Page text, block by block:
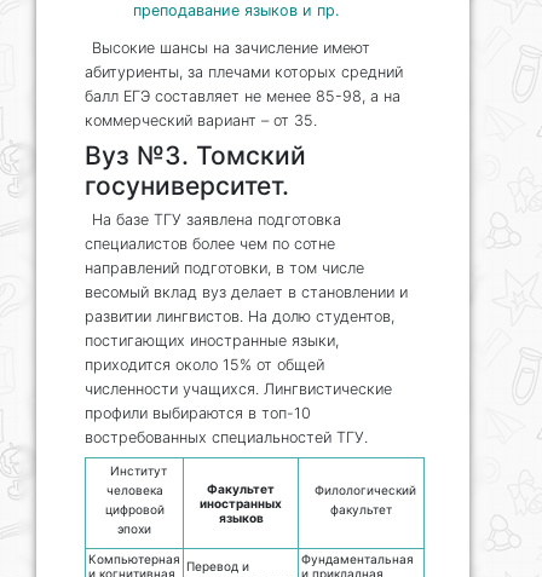
преподавание языков и пр.
Высокие шансы на зачисление имеют
абитуриенты, за плечами которых средний
балл ЕГЭ составляет не менее 85-98, а на
коммерческий вариант – от 35.
Вуз №3. Томский
госуниверситет.
На базе ТГУ заявлена подготовка
специалистов более чем по сотне
направлений подготовки, в том числе
весомый вклад вуз делает в становлении и
развитии лингвистов. На долю студентов,
постигающих иностранные языки,
приходится около 15% от общей
численности учащихся. Лингвистические
профили выбираются в топ-10
востребованных специальностей ТГУ.
Институт
человека
цифровой
эпохи
Факультет
иностранных
языков
Филологический
факультет
Компьютерная
и когнитивная
Перевод и
Фундаментальная
и прикладная